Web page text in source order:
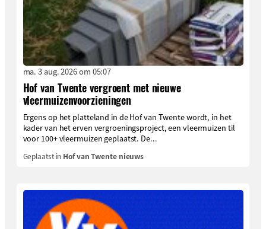
ma. 3 aug. 2026 om 05:07
Hof van Twente vergroent met nieuwe
vleermuizenvoorzieningen
Ergens op het platteland in de Hof van Twente wordt, in het
kader van het erven vergroeningsproject, een vleermuizen til
voor 100+ vleermuizen geplaatst. De...
Geplaatst in Hof van Twente nieuws